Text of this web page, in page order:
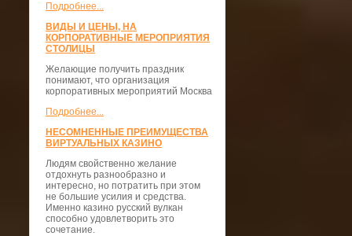
Подробнее...
ВИДЫ И ЦЕНЫ, НА
КОРПОРАТИВНЫЕ МЕРОПРИЯТИЯ
СТОЛИЦЫ
Желающие получить праздник
понимают, что организация
корпоративных мероприятий Москва
Подробнее...
НЕСОМНЕННЫЕ ПРЕИМУЩЕСТВА
ВИРТУАЛЬНЫХ КАЗИНО
Людям свойственно желание
отдохнуть разнообразно и
интересно, но потратить при этом
не большие усилия и средства.
Именно казино русский вулкан
способно удовлетворить это
сочетание.